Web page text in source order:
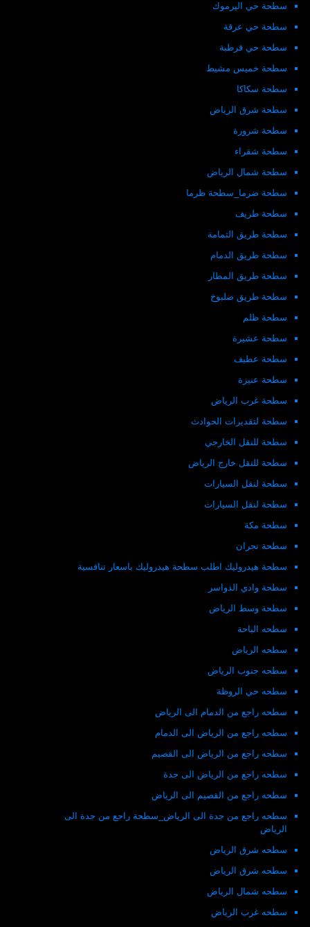
سطحة حي اليرموك
سطحة حي عرقة
سطحة حي قرطبة
سطحة خميس مشيط
سطحة سكاكا
سطحة شرق الرياض
سطحة شرورة
سطحة شقراء
سطحة شمال الرياض
سطحة ضرما_سطحة ظرما
سطحة طريف
سطحة طريق الثمامة
سطحة طريق الدمام
سطحة طريق المطار
سطحة طريق صلبوخ
سطحة ظلم
سطحة عشيرة
سطحة عطيف
سطحة عنيزة
سطحة غرب الرياض
سطحة لتقديرات الحوادث
سطحة للنقل الخارجي
سطحة للنقل خارج الرياض
سطحة لنقل السيارات
سطحة لنقل السيارات
سطحة مكة
سطحة نجران
سطحة هيدروليك اطلب سطحة هيدروليك باسعار تنافسية
سطحة وادي الدواسر
سطحة وسط الرياض
سطحه الباحة
سطحه الرياض
سطحه جنوب الرياض
سطحه حي الروظة
سطحه راجع من الدمام الى الرياض
سطحه راجع من الرياض الى الدمام
سطحه راجع من الرياض الى القصيم
سطحه راجع من الرياض الى جدة
سطحه راجع من القصيم الى الرياض
سطحه راجع من جدة الى الرياض_سطحة راجع من جدة الى
الرياض
سطحه شرق الرياض
سطحه شرق الرياض
سطحه شمال الرياض
سطحه غرب الرياض